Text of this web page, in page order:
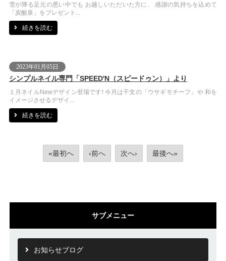
雪が降る足元の悪い中でも お越しいただいた方に、 感謝の気持ちを込めて
「炭酸泉」をプレゼント...
続きを読む
2023年01月05日
シンプルネイル専門「SPEED'N（スピードゥン）」より
１月ネイルNewデザイン登場です! 今月は干支の「ウサギモチーフ」や 和を
イメージさせるデザイ...
続きを読む
«最初へ ‹前へ 次へ› 最後へ»
サブメニュー
お知らせブログ